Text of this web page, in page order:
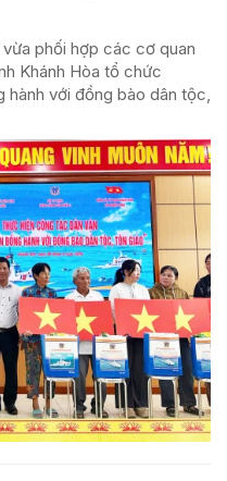
phối hợp các cơ quan
Khánh Hòa tổ chức
hành với đồng bào dân tộc,